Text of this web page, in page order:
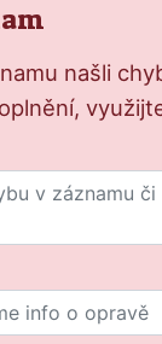
našli